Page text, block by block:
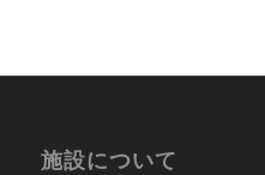
施設について